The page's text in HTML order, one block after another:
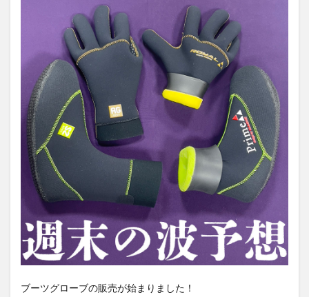
ブーツグローブの販売が始まりました！